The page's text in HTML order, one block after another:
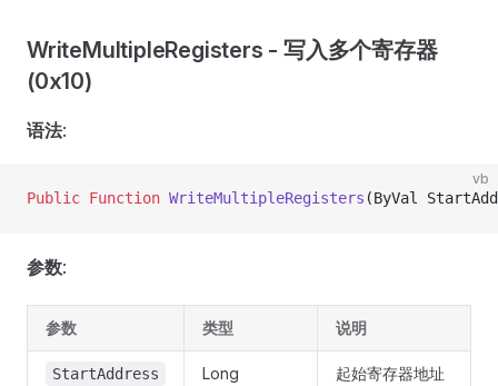
WriteMultipleRegisters - 写入多个寄存器
(0x10)
语法:
vb
Public Function WriteMultipleRegisters (ByVal
参数:
参数 类型 说明
StartAddress Long 起始寄存器地址